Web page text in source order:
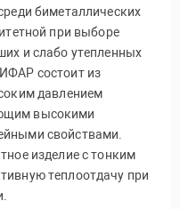
биметаллических
при выборе
и слабо утепленных
состоит из
давлением
высокими
свойствами.
изделие с тонким
теплоотдачу при